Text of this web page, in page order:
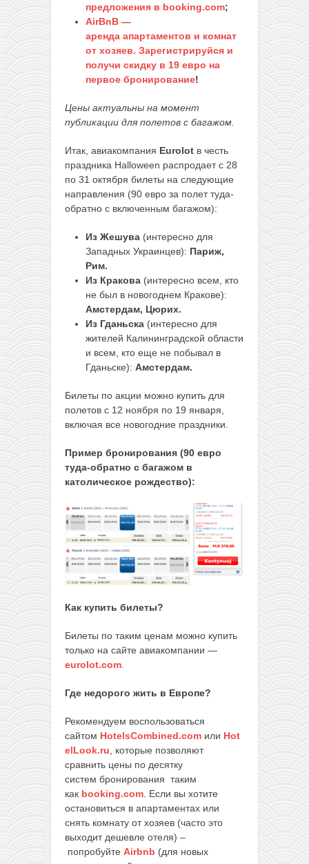
предложения в booking.com;
AirBnB —
аренда апартаментов и комнат
от хозяев. Зарегистрируйся и
получи скидку в 19 евро на
первое бронирование!
Цены актуальны на момент
публикации для полетов с багажом.
Итак, авиакомпания Eurolot в честь
праздника Halloween распродает с 28
по 31 октября билеты на следующие
направления (90 евро за полет туда-
обратно с включенным багажом):
Из Жешува (интересно для
Западных Украинцев): Париж,
Рим.
Из Кракова (интересно всем, кто
не был в новогоднем Кракове):
Амстердам, Цюрих.
Из Гданьска (интересно для
жителей Калининградской области
и всем, кто еще не побывал в
Гданьске): Амстердам.
Билеты по акции можно купить для
полетов с 12 ноября по 19 января,
включая все новогодние праздники.
Пример бронирования (90 евро
туда-обратно с багажом в
католическое рождество):
Как купить билеты?
Билеты по таким ценам можно купить
только на cайте авиакомпании —
eurolot.com
Где недорого жить в Европе?
Рекомендуем воспользоваться
сайтом HotelsCombined.com или Hot
elLook.ru , которые позволяют
сравнить цены по десятку
систем бронирования таким
как booking.com . Если вы хотите
остановиться в апартаментах или
снять комнату от хозяев (часто это
выходит дешевле отеля) –
попробуйте Airbnb (для новых